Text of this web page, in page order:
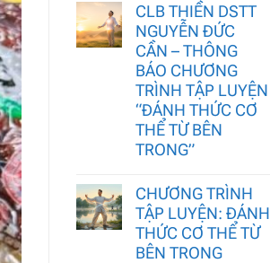
CLB THIỀN DSTT
NGUYỄN ĐỨC
CẦN – THÔNG
BÁO CHƯƠNG
TRÌNH TẬP LUYỆN
“ĐÁNH THỨC CƠ
THỂ TỪ BÊN
TRONG”
CHƯƠNG TRÌNH
TẬP LUYỆN: ĐÁNH
THỨC CƠ THỂ TỪ
BÊN TRONG